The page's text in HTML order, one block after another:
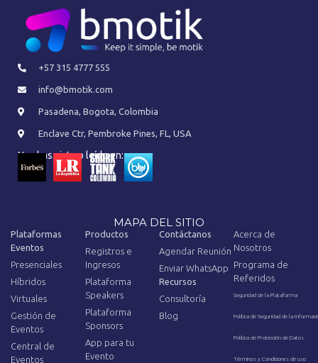
+57 315 4777 555
info@bmotik.com
Pasadena, Bogota, Colombia
Enclave Ctr, Pembroke Pines, FL, USA
Nos has visto o leído en:
MAPA DEL SITIO
Plataformas
Eventos
Presenciales
Híbridos
Virtuales
Gestión de
Eventos
Central de
Eventos
Productos
Registros e
Ingresos
Plataforma
Speakers
Plataforma
Sponsors
App para tu
Evento
Contáctanos
Agendar Reunión
Enviar WhatsApp
Recursos
Consultoría
Blog
Acerca de
Nosotros
Programa de
Referidos
Seguridad de la Plataforma
Política de Seguridad de la
Política de Protección de Datos
Términos y Condiciones de uso